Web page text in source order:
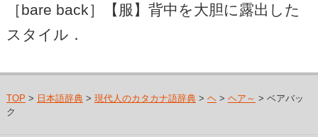
［bare back］【服】背中を大胆に露出した
スタイル．
TOP > 日本語辞典> 現代人のカタカナ語辞典> ヘ> ヘア～ > ベアバッ
ク